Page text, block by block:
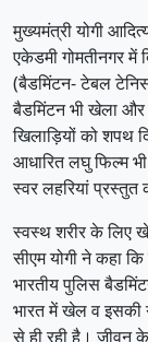
मुख्यमंत्री योगी
एकेडमी गोमतीनगर में
(बैडमिंटन- टेबल
बैडमिंटन भी खेला और
खिलाड़ियों को शपथ
आधारित लघु फिल्म
स्वर लहरियां प्रस्तुत
स्वस्थ शरीर के लिए
सीएम योगी ने कहा
भारतीय पुलिस
भारत में खेल व इसकी
से ही रही है। जीवन